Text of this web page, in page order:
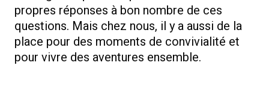
propres réponses à bon nombre de ces
questions. Mais chez nous, il y a aussi de la
place pour des moments de convivialité et
pour vivre des aventures ensemble.